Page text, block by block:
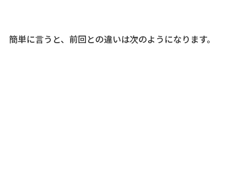
簡単に言うと、前回との違いは次のようになります。